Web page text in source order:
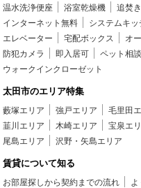
温水洗浄便座
浴室乾燥機 追焚
インターネット無料
システムキッ
エレベーター
宅配ボックス オ
防犯カメラ
即入居可 ペット相
ウォークインクローゼット
太田市のエリア特集
藪塚エリア 強戸エリア 毛里田
韮川エリア
木崎エリア 宝泉エ
尾島エリア
沢野・矢島エリア
賃貸について知る
お部屋探しから契約までの流れ よ